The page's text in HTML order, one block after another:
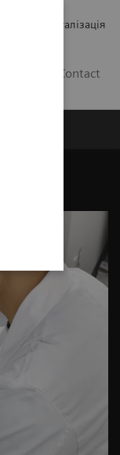
Медична візуалізація
Contact